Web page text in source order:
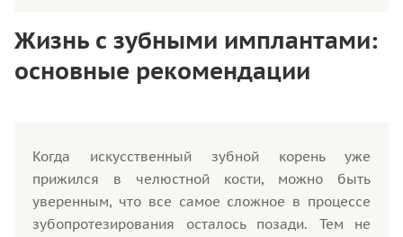
Жизнь с зубными имплантами:
основные рекомендации
Когда искусственный зубной корень уже
прижился в челюстной кости, можно быть
уверенным, что все самое сложное в процессе
зубопротезирования осталось позади. Тем не